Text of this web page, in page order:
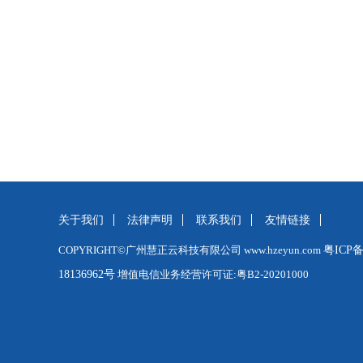
关于我们 法律声明 联系我们 友情链接
COPYRIGHT©广州慧正云科技有限公司 www.hzeyun.com 粤ICP备
18136962号 增值电信业务经营许可证:粤B2-20201000